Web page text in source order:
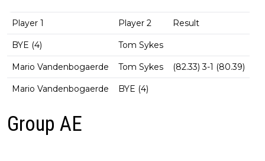
Player 1 Player 2 Result
BYE (4) Tom Sykes
Mario Vandenbogaerde Tom Sykes (82.33) 3-1 (80.39)
Mario Vandenbogaerde BYE (4)
Group AE